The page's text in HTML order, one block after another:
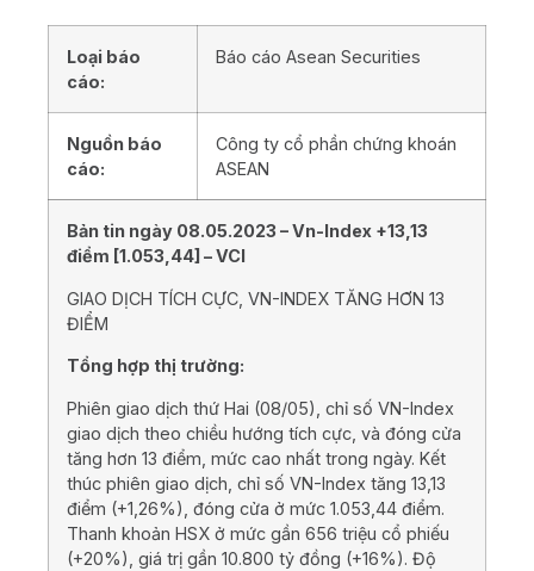
Loại báo
cáo:
Báo cáo Asean Securities
Nguồn báo
cáo:
Công ty cổ phần chứng khoán
ASEAN
Bản tin ngày 08.05.2023 – Vn-Index +13,13
điểm [1.053,44] –VCI
GIAO DỊCH TÍCH CỰC, VN-INDEX TĂNG HƠN 13
ĐIỂM
Tổng hợp thị trường:
Phiên giao dịch thứ Hai (08/05), chỉ số VN-Index
giao dịch theo chiều hướng tích cực, và đóng cửa
tăng hơn 13 điểm, mức cao nhất trong ngày. Kết
thúc phiên giao dịch, chỉ số VN-Index tăng 13,13
điểm (+1,26%), đóng cửa ở mức 1.053,44 điểm.
Thanh khoản HSX ở mức gần 656 triệu cổ phiếu
(+20%), giá trị gần 10.800 tỷ đồng (+16%). Độ